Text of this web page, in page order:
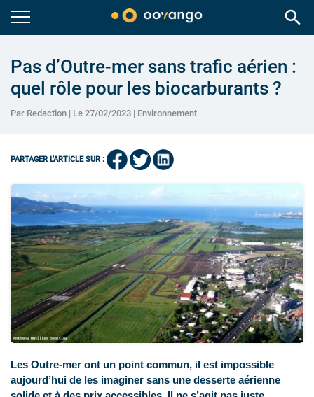
search
Pas d’Outre-mer sans trafic aérien :
quel rôle pour les biocarburants ?
Par Redaction | Le 27/02/2023 | Environnement
PARTAGER L'ARTICLE SUR :
Les Outre-mer ont un point commun, il est impossible
aujourd’hui de les imaginer sans une desserte aérienne